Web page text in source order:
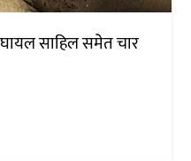
साहिल समेत चार